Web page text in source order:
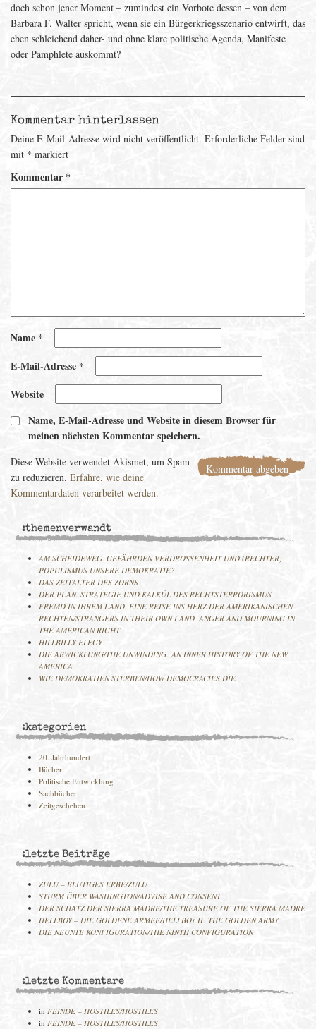
doch schon jener Moment – zumindest ein Vorbote dessen – von dem
Barbara F. Walter spricht, wenn sie ein Bürgerkriegsszenario entwirft, das
eben schleichend daher- und ohne klare politische Agenda, Manifeste
oder Pamphlete auskommt?
Kommentar hinterlassen
Deine E-Mail-Adresse wird nicht veröffentlicht. Erforderliche Felder sind
mit * markiert
Kommentar *
Name *
E-Mail-Adresse *
Website
Name, E-Mail-Adresse und Website in diesem Browser für
meinen nächsten Kommentar speichern.
Diese Website verwendet Akismet, um Spam
zu reduzieren. Erfahre, wie deine
Kommentardaten verarbeitet werden.
:themenverwandt
AM SCHEIDEWEG. GEFÄHRDEN VERDROSSENHEIT UND (RECHTER)
POPULISMUS UNSERE DEMOKRATIE?
DAS ZEITALTER DES ZORNS
DER PLAN. STRATEGIE UND KALKÜL DES RECHTSTERRORISMUS
FREMD IN IHREM LAND. EINE REISE INS HERZ DER AMERIKANISCHEN
RECHTEN/STRANGERS IN THEIR OWN LAND. ANGER AND MOURNING IN
THE AMERICAN RIGHT
HILLBILLY ELEGY
DIE ABWICKLUNG/THE UNWINDING: AN INNER HISTORY OF THE NEW
AMERICA
WIE DEMOKRATIEN STERBEN/HOW DEMOCRACIES DIE
:kategorien
20. Jahrhundert
Bücher
Politische Entwicklung
Sachbücher
Zeitgeschehen
:letzte Beiträge
ZULU – BLUTIGES ERBE/ZULU
STURM ÜBER WASHINGTON/ADVISE AND CONSENT
DER SCHATZ DER SIERRA MADRE/THE TREASURE OF THE SIERRA MADRE
HELLBOY – DIE GOLDENE ARMEE/HELLBOY II: THE GOLDEN ARMY
DIE NEUNTE KONFIGURATION/THE NINTH CONFIGURATION
:letzte Kommentare
in FEINDE – HOSTILES/HOSTILES
in FEINDE – HOSTILES/HOSTILES